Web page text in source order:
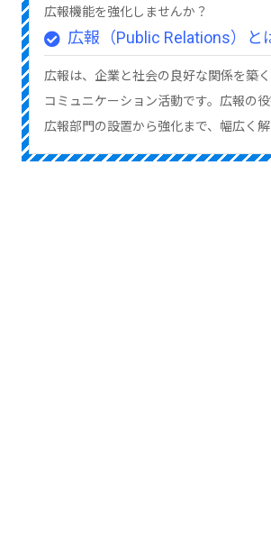
広報機能を強化しませんか？
広報（Public Relations）と
広報は、企業と社会の良好な関係を築
コミュニケーション活動です。広報の役
広報部門の設置から強化まで、幅広く解